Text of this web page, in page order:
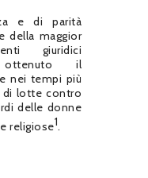
e di parità
della maggior
giuridici
ottenuto il
nei tempi più
di lotte contro
delle donne
religiose1.